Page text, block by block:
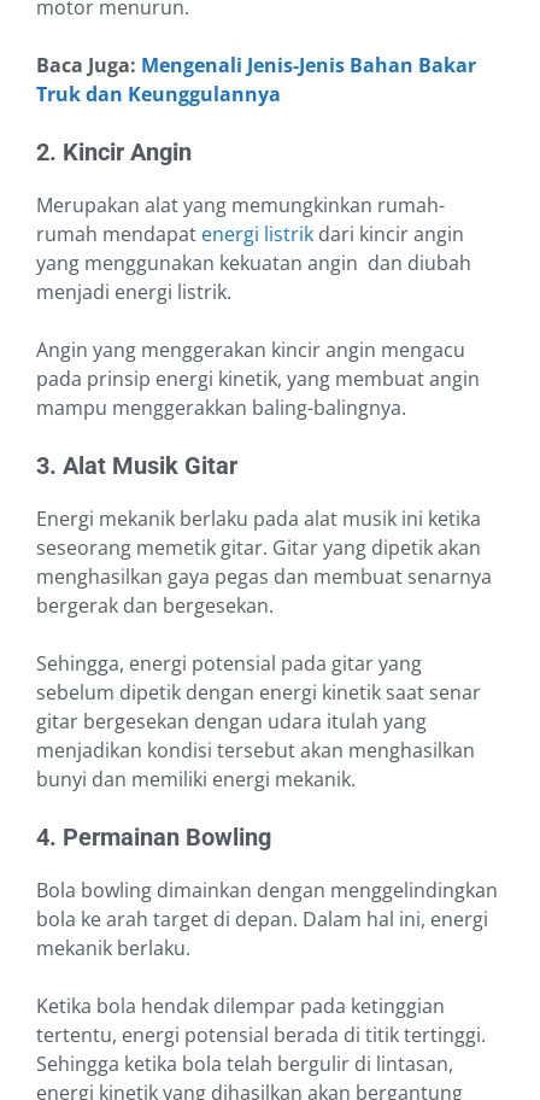
motor menurun.
Baca Juga: Mengenali Jenis-Jenis Bahan Bakar
Truk dan Keunggulannya
2. Kincir Angin
Merupakan alat yang memungkinkan rumah-
rumah mendapat energi listrik dari kincir angin
yang menggunakan kekuatan angin dan diubah
menjadi energi listrik.
Angin yang menggerakan kincir angin mengacu
pada prinsip energi kinetik, yang membuat angin
mampu menggerakkan baling-balingnya.
3. Alat Musik Gitar
Energi mekanik berlaku pada alat musik ini ketika
seseorang memetik gitar. Gitar yang dipetik akan
menghasilkan gaya pegas dan membuat senarnya
bergerak dan bergesekan.
Sehingga, energi potensial pada gitar yang
sebelum dipetik dengan energi kinetik saat senar
gitar bergesekan dengan udara itulah yang
menjadikan kondisi tersebut akan menghasilkan
bunyi dan memiliki energi mekanik.
4. Permainan Bowling
Bola bowling dimainkan dengan menggelindingkan
bola ke arah target di depan. Dalam hal ini, energi
mekanik berlaku.
Ketika bola hendak dilempar pada ketinggian
tertentu, energi potensial berada di titik tertinggi.
Sehingga ketika bola telah bergulir di lintasan,
energi kinetik yang dihasilkan akan bergantung